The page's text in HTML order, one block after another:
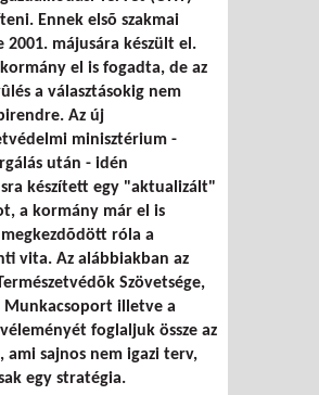
Ennek elsõ szakmai
2001. májusára készült el.
el is fogadta, de az
a választásokig nem
Az új
minisztérium -
után - idén
készített egy "aktualizált"
a kormány már el is
róla a
vita. Az alábbiakban az
Szövetsége,
Munkacsoport illetve a
véleményét foglaljuk össze az
ami sajnos nem igazi terv,
egy stratégia.